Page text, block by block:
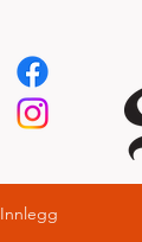
Innlegg